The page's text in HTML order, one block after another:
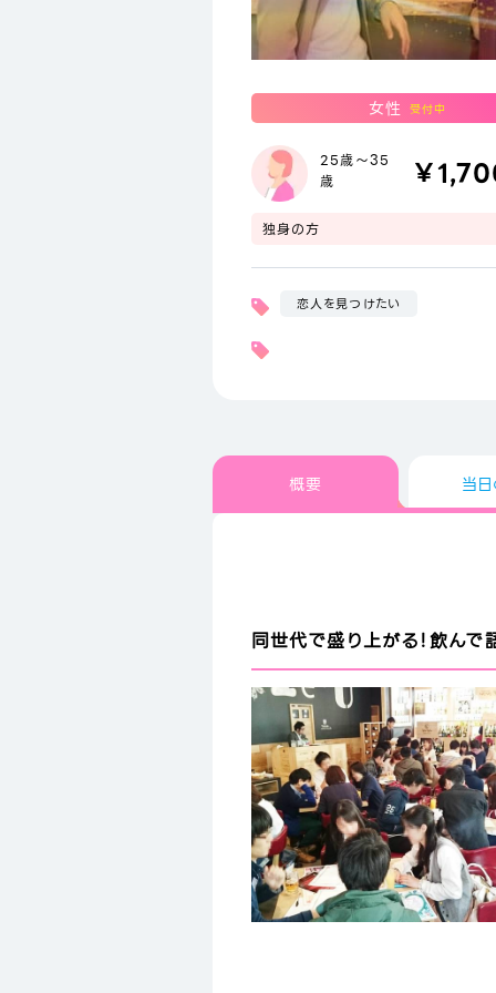
女性 受付中
25歳～35
歳
￥
独身の方
恋人を見つけたい
概要 当
同世代で盛り上がる！飲ん